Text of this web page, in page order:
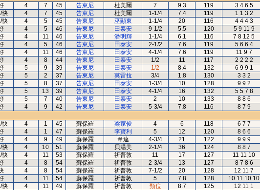
4 7 45 告東尼 杜美爾 7 9.3 119 3 4 6 5
快 4 7 45 告東尼 杜美爾 1-1/4 7.4 119 1 1 3 2
快 4 5 45 告東尼 巫顯東 1-1/4 20 116 4 4 4 3
4 5 46 告東尼 田泰安 9-1/2 5.5 120 5 9 11 9
4 11 46 告東尼 潘明輝 1-1/4 6.1 116 7 8 12 5
4 5 46 告東尼 田泰安 2-1/2 7.6 119 5 6 6 4
4 11 46 告東尼 田泰安 4-1/4 7.6 119 11 9 7
4 8 44 告東尼 田泰安 1/2 11 117 2 2 2 2
5 9 39 告東尼 田泰安 1/2 8.4 132 6 9 9 1
5 2 37 告東尼 莫雷拉 3/4 1.8 130 3 3 2
5 8 37 告東尼 田泰安 1-3/4 10 128 9 9 2
5 13 39 告東尼 田泰安 4-1/4 16 132 5 5 7 8
5 7 40 告東尼 田泰安 2 10 133 8 8 6
4 9 42 告東尼 田泰安 5-3/4 7.8 116 8 7 9
快 4 1 45 蘇保羅 梁家俊 4 6 118 6 7 7
4 1 47 蘇保羅 李寶利 5 12 120 8 6 6
4 9 49 蘇保羅 韋達 4-3/4 21 122 9 9 9
快 4 10 51 蘇保羅 貝湯美 2-1/4 36 124 8 8 7
快 4 11 53 蘇保羅 祈普敦 11 17 127 11 11 10
4 8 54 蘇保羅 祈普敦 2-3/4 13 127 8 7 8 6
4 8 54 蘇保羅 祈普敦 7-1/2 20 128 12 11 7
4 11 54 蘇保羅 祈普敦 5 7.8 128 10 11 10 10
快 4 11 49 蘇保羅 祈普敦 頸位 8.7 125 12 11 1